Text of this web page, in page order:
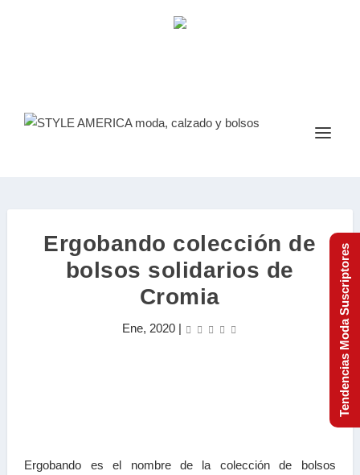
Ergobando colección de
bolsos solidarios de
Cromia
Ene, 2020|
Ergobando es el nombre de la colección de bolsos
Tendencias Moda Suscriptores